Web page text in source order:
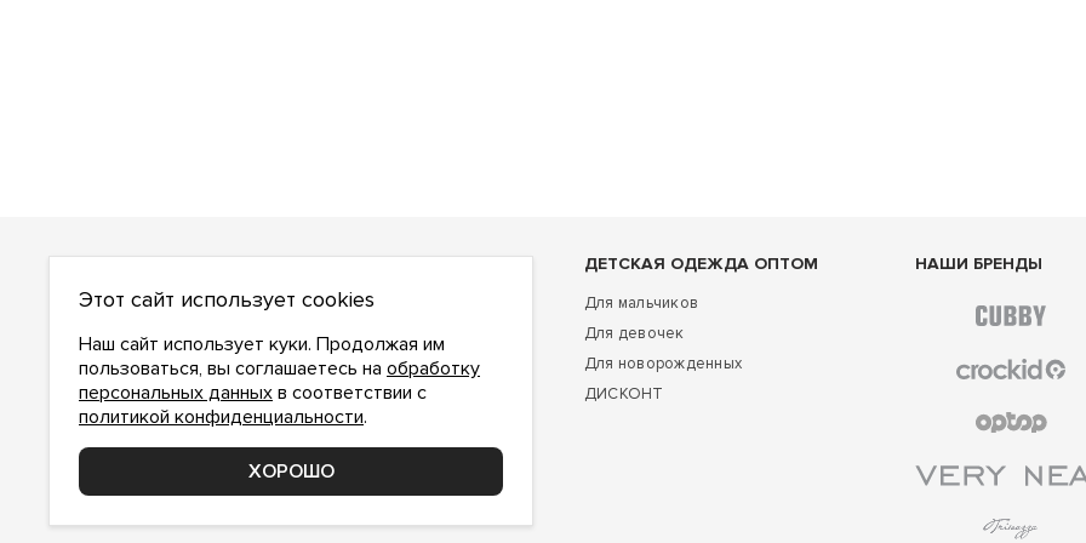
О НАС
О компании
Как сделать заказ
Условия работы
Доставка и оплата
Возврат
ДЕТСКАЯ ОДЕЖДА ОПТОМ
Для мальчиков
Для девочек
Для новорожденных
ДИСКОНТ
НАШИ БРЕНДЫ
Этот сайт использует cookies
Наш сайт использует куки. Продолжая им
пользоваться, вы соглашаетесь на обработку
персональных данных в соответствии с
политикой конфиденциальности.
ХОРОШО